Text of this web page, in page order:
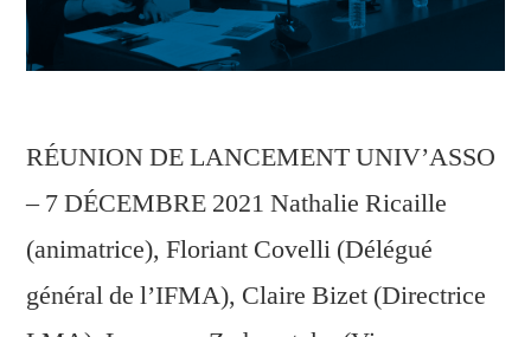
RÉUNION DE LANCEMENT UNIV’ASSO
– 7 DÉCEMBRE 2021 Nathalie Ricaille
(animatrice), Floriant Covelli (Délégué
général de l’IFMA), Claire Bizet (Directrice